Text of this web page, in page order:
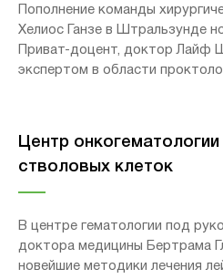
Пополнение команды
Хелиос Ганзе в Штральзунде
Приват-доцент, доктор Лайф
экспертом в области
сертифицированном центре
клиники Ганзе. Он сменит
Штефана Хайнриха, который
Центр
стволовых клеток
В центре гематологии под
доктора медицины Бертрама
новейшие методики лечения